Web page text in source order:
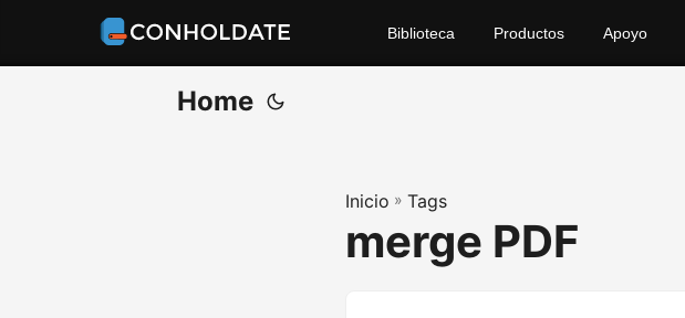
Biblioteca Productos Apoyo
Home
Inicio » Tags
merge PDF